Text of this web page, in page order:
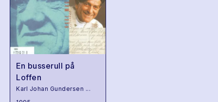
En busserull på
Loffen
Karl Johan Gundersen ...